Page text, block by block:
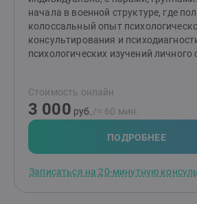
начала в военной структуре, где
колоссальный опыт
консультирования и
психологических изучений личного
сплочение коллектива и
динамическая работа с лицами,
трудности в адаптации, и много
Однозначно, было интересно!В
интегрирую весь полученный опыт
тревогу, апатию, усталость,
Стоимость онлайн
3 000 руб. /≈ 60 мин.
ПОДРОБНЕЕ
Записаться на 20-минутную